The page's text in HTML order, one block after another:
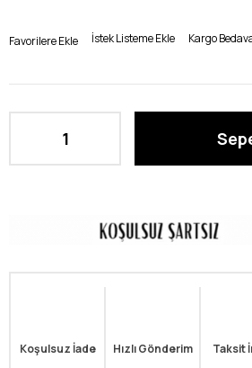
Favorilere Ekle İstek Listeme Ekle Kargo
Koşulsuz İade Hızlı Gönderim Taksit